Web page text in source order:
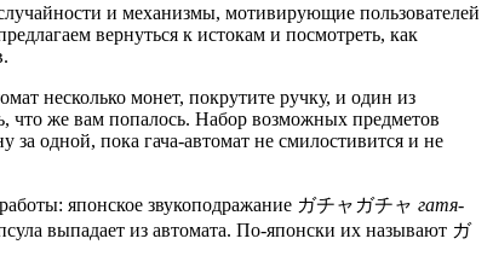
и механизмы, мотивирующие пользователей
вернуться к истокам и посмотреть, как
несколько монет, покрутите ручку, и один из
что же вам попалось. Набор возможных предметов
за одной, пока гача-автомат не смилостивится и не
японское звукоподражание ガチャガチャ гатя-
выпадает из автомата. По-японски их называют ガ